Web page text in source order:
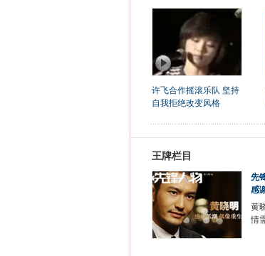
许飞合作摇滚乐队 坚持
自我拒绝改变风格
王牌栏目
先
感
黄
情